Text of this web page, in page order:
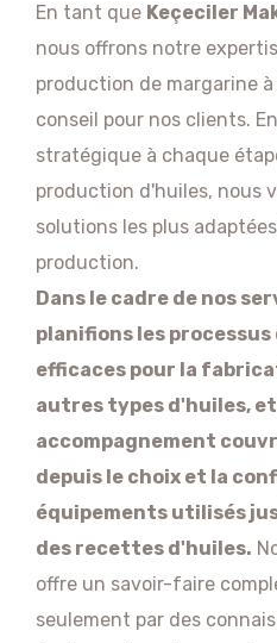
En tant que Keçeciler
nous offrons notre
production de margarine
conseil pour nos clients.
stratégique à chaque
production d'huiles, nous
solutions les plus
production.
Dans le cadre de nos
planifions les
efficaces pour la
autres types d'huiles,
accompagnement
depuis le choix et la
équipements utilisés
des recettes d'huiles.
offre un savoir-faire
seulement par des